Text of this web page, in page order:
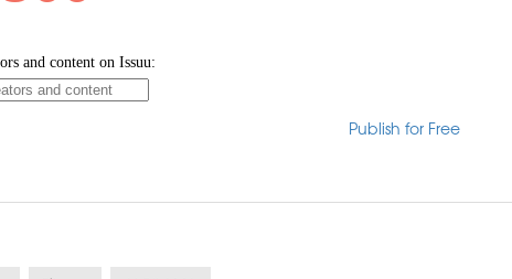
Publish for Free